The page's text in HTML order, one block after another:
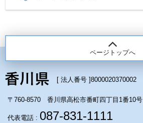
ページトップへ
[ 法人番号 ]8000020370002
〒760-8570 香川県高松市番町四丁目1番10号
代表電話 : 087-831-1111